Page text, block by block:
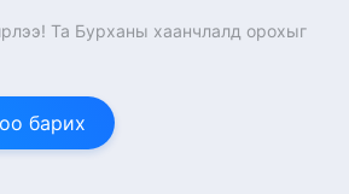
Та Бурханы хаанчлалд орохыг
барих